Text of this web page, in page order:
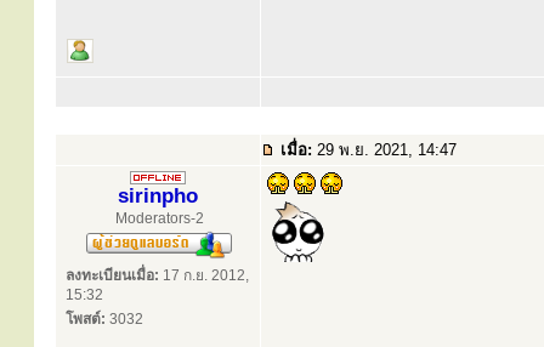
เมื่อ: 29 พ.ย. 2021, 14:47
sirinpho
Moderators-2
ลงทะเบียนเมื่อ: 17 ก.ย. 2012,
15:32
โพสต์: 3032